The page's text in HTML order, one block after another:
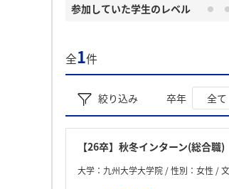
参加していた学生のレベル
全1件
絞り込み 卒年
【26卒】秋冬インターン(総合職)
大学：九州大学大学院 / 性別：女性 /